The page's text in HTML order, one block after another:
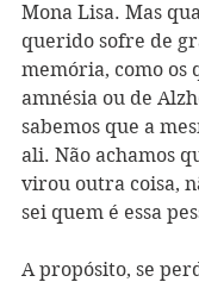
Mona Lisa. Mas
querido sofre de
memória, como os
amnésia ou de
sabemos que a
ali. Não achamos
virou outra coisa,
sei quem é essa
A propósito, se